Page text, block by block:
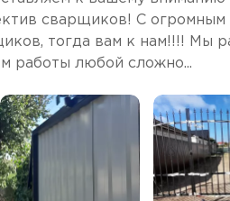
сварщиков! С
тогда вам к нам!!!! Мы
работы любой сложно...